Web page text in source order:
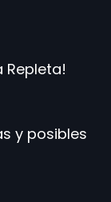
Repleta!
y posibles